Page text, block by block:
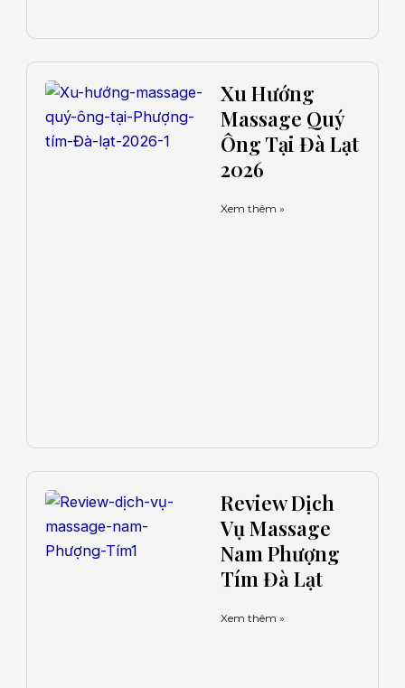
Xu Hướng
Massage Quý
Ông Tại Đà Lạt
2026
Xem thêm »
Review Dịch
Vụ Massage
Nam Phượng
Tím Đà Lạt
Xem thêm »